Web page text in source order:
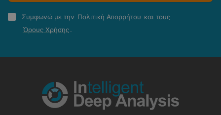
Πολιτική
Απορρήτου
Συμφωνώ με την Πολιτική Απορρήτου και τους
Όρους Χρήσης.